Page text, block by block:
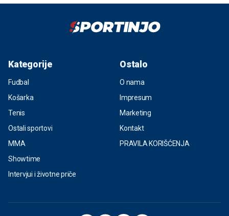
Kategorije
Fudbal
Košarka
Tenis
Ostali sportovi
MMA
Showtime
Intervjui i životne priče
Ostalo
O nama
Impresum
Marketing
Kontakt
PRAVILA KORIŠĆENJA